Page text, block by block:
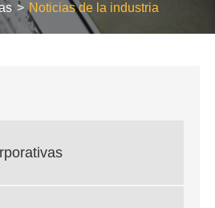
Noticias de la industria